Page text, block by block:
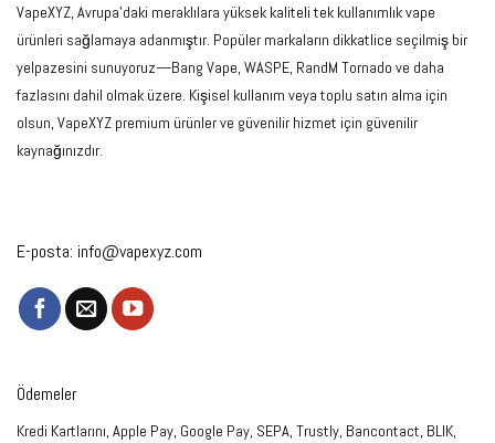
VapeXYZ, Avrupa'daki meraklılara yüksek kaliteli tek kullanımlık vape
ürünleri sağlamaya adanmıştır. Popüler markaların dikkatlice seçilmiş bir
yelpazesini sunuyoruz—Bang Vape, WASPE, RandM Tornado ve daha
fazlasını dahil olmak üzere. Kişisel kullanım veya toplu satın alma için
olsun, VapeXYZ premium ürünler ve güvenilir hizmet için güvenilir
kaynağınızdır.
E-posta: info@vapexyz.com
Ödemeler
Kredi Kartlarını, Apple Pay, Google Pay, SEPA, Trustly, Bancontact, BLIK,